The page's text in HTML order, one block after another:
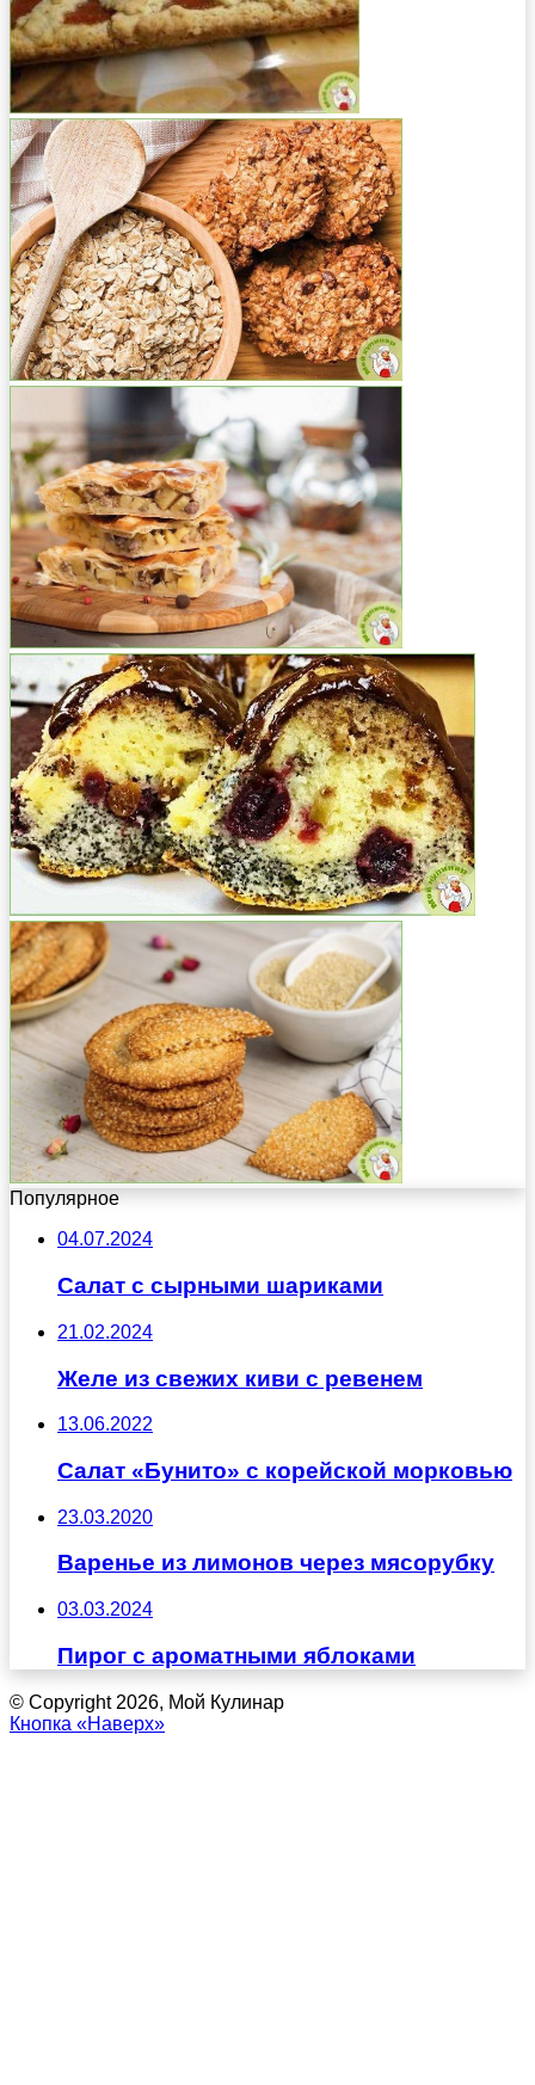
Популярное
04.07.2024
Салат с сырными шариками
21.02.2024
Желе из свежих киви с ревенем
13.06.2022
Салат «Бунито» с корейской морковью
23.03.2020
Варенье из лимонов через мясорубку
03.03.2024
Пирог с ароматными яблоками
© Copyright 2026, Мой Кулинар
Кнопка «Наверх»